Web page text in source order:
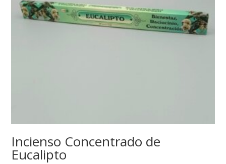
Incienso Concentrado de
Eucalipto